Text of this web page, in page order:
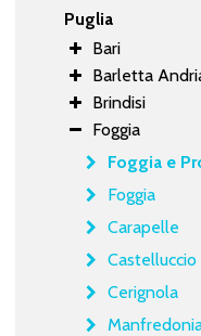
Puglia
Bari
Barletta
Brindisi
Foggia
Foggia e
Foggia
Carapelle
Castelluccio
Cerignola